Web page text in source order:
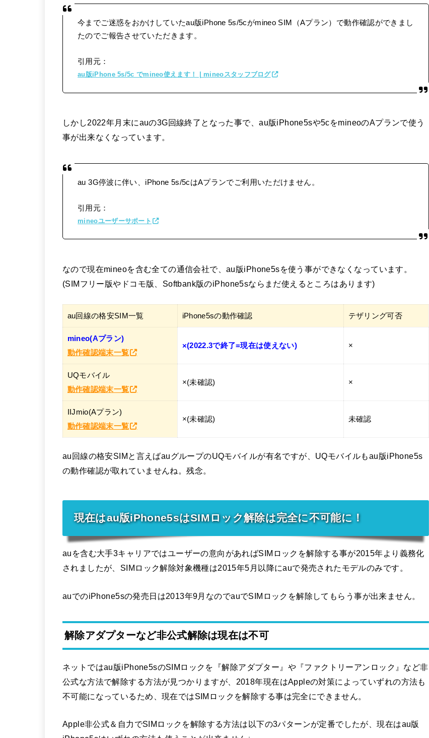
今までご迷惑をおかけしていたau版iPhone 5s/5cがmineo SIM（Aプラン）で動作確認ができまし
たのでご報告させていただきます。
引用元：
au版iPhone 5s/5c でmineo使えます！ | mineoスタッフブログ
しかし2022年月末にauの3G回線終了となった事で、au版iPhone5sや5cをmineoのAプランで使う
事が出来なくなっています。
au 3G停波に伴い、iPhone 5s/5cはAプランでご利用いただけません。
引用元：
mineoユーザーサポート
なので現在mineoを含む全ての通信会社で、au版iPhone5sを使う事ができなくなっています。
(SIMフリー版やドコモ版、Softbank版のiPhone5sならまだ使えるところはあります)
au回線の格安SIM一覧 iPhone5sの動作確認 テザリング可否
mineo(Aプラン)
動作確認端末一覧
×(2022.3で終了=現在は使えない) ×
UQモバイル
動作確認端末一覧
×(未確認) ×
IIJmio(Aプラン)
動作確認端末一覧
×(未確認) 未確認
au回線の格安SIMと言えばauグループのUQモバイルが有名ですが、UQモバイルもau版iPhone5s
の動作確認が取れていませんね。残念。
現在はau版iPhone5sはSIMロック解除は完全に不可能に！
auを含む大手3キャリアではユーザーの意向があればSIMロックを解除する事が2015年より義務化
されましたが、SIMロック解除対象機種は2015年5月以降にauで発売されたモデルのみです。
auでのiPhone5sの発売日は2013年9月なのでauでSIMロックを解除してもらう事が出来ません。
解除アダプターなど非公式解除は現在は不可
ネットではau版iPhone5sのSIMロックを『解除アダプター』や『ファクトリーアンロック』など非
公式な方法で解除する方法が見つかりますが、2018年現在はAppleの対策によっていずれの方法も
不可能になっているため、現在ではSIMロックを解除する事は完全にできません。
Apple非公式＆自力でSIMロックを解除する方法は以下の3パターンが定番でしたが、現在はau版